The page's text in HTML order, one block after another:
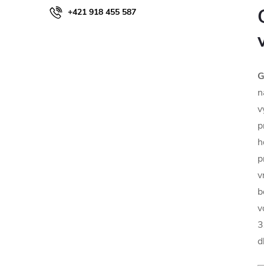
+421 918 455 587